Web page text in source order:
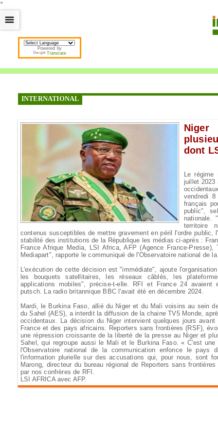
*
*
*
*
*
*
*
*
*
*
*
*
*
*
*
*
*
*
*
*
*
*
*
*
*
*
*
*
*
*
*
*
*
*
*
*
Powered by
Translate
☰
INTERNATIONAL
dont
Le
juillet
vendredi
français
public",
nationale.
territoire
contenus susceptibles de mettre gravement en péril l'ordre
stabilité des institutions de la République les médias ci-après :
France Afrique Media, LSI Africa, AFP (Agence France-
Mediapart", rapporte le communiqué de l'Observatoire national de
L'exécution de cette décision est "immédiate", ajoute
les bouquets satellitaires, les réseaux câblés, les
applications mobiles", précise-t-elle. RFI et France 24 avaient
putsch. La radio britannique BBC l'avait été en décembre 2024.
Mardi, le Burkina Faso, allié du Niger et du Mali voisins au sein
du Sahel (AES), a interdit la diffusion de la chaine TV5 Monde,
occidentaux. La décision du Niger intervient quelques jours
France et des pays africains. Reporters sans frontières (RSF),
une répression croissante de la liberté de la presse au Niger et
Sahel, qui regroupe aussi le Mali et le Burkina Faso. « C'est
l'Observatoire national de la communication enfonce le
l'information plurielle sur des accusations qui, pour nous, sont
Marong, directeur du bureau régional de Reporters sans
par nos confrères de RFI.
LSI AFRICA avec AFP.